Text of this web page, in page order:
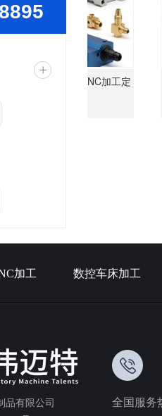
器人行星支架CNC加工定
+
加工 数控车床加工
品有限公司
全国服务